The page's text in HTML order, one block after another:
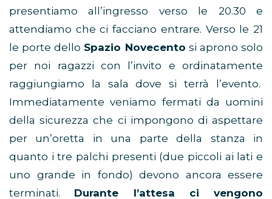
presentiamo all’ingresso verso le 20.30 e
attendiamo che ci facciano entrare. Verso le 21
le porte dello Spazio Novecento si aprono solo
per noi ragazzi con l’invito e ordinatamente
raggiungiamo la sala dove si terrà l’evento.
Immediatamente veniamo fermati da uomini
della sicurezza che ci impongono di aspettare
per un’oretta in una parte della stanza in
quanto i tre palchi presenti (due piccoli ai lati e
uno grande in fondo) devono ancora essere
terminati. Durante l’attesa ci vengono